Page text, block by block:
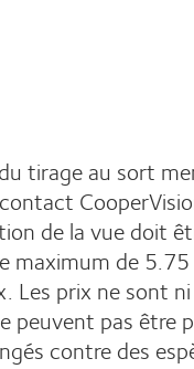
tirage au sort
de la vue doit
maximum de
Les prix ne sont
peuvent pas être
contre des